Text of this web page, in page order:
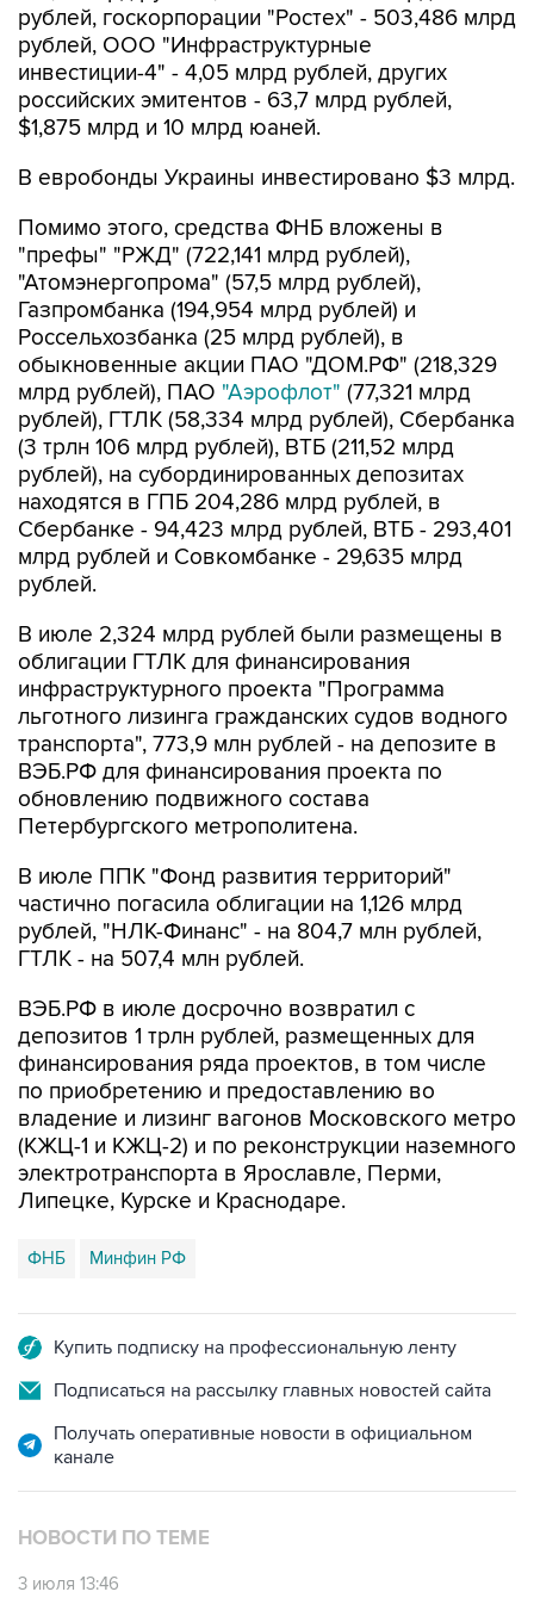
рублей, госкорпорации "Ростех" - 503,486 млрд
рублей, ООО "Инфраструктурные
инвестиции-4" - 4,05 млрд рублей, других
российских эмитентов - 63,7 млрд рублей,
$1,875 млрд и 10 млрд юаней.
В евробонды Украины инвестировано $3 млрд.
Помимо этого, средства ФНБ вложены в
"префы" "РЖД" (722,141 млрд рублей),
"Атомэнергопрома" (57,5 млрд рублей),
Газпромбанка (194,954 млрд рублей) и
Россельхозбанка (25 млрд рублей), в
обыкновенные акции ПАО "ДОМ.РФ" (218,329
млрд рублей), ПАО "Аэрофлот" (77,321 млрд
рублей), ГТЛК (58,334 млрд рублей), Сбербанка
(3 трлн 106 млрд рублей), ВТБ (211,52 млрд
рублей), на субординированных депозитах
находятся в ГПБ 204,286 млрд рублей, в
Сбербанке - 94,423 млрд рублей, ВТБ - 293,401
млрд рублей и Совкомбанке - 29,635 млрд
рублей.
В июле 2,324 млрд рублей были размещены в
облигации ГТЛК для финансирования
инфраструктурного проекта "Программа
льготного лизинга гражданских судов водного
транспорта", 773,9 млн рублей - на депозите в
ВЭБ.РФ для финансирования проекта по
обновлению подвижного состава
Петербургского метрополитена.
В июле ППК "Фонд развития территорий"
частично погасила облигации на 1,126 млрд
рублей, "НЛК-Финанс" - на 804,7 млн рублей,
ГТЛК - на 507,4 млн рублей.
ВЭБ.РФ в июле досрочно возвратил с
депозитов 1 трлн рублей, размещенных для
финансирования ряда проектов, в том числе
по приобретению и предоставлению во
владение и лизинг вагонов Московского метро
(КЖЦ-1 и КЖЦ-2) и по реконструкции наземного
электротранспорта в Ярославле, Перми,
Липецке, Курске и Краснодаре.
ФНБ Минфин РФ
Купить подписку на профессиональную ленту
Подписаться на рассылку главных новостей сайта
Получать оперативные новости в официальном
канале
НОВОСТИ ПО ТЕМЕ
3 июля 13:46